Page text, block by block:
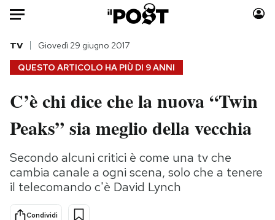
HOME
Italia
Politica
Tecnologia
Internet
Scienza
Cultura
Moda
Consumismi
Storie/Idee
Ok Boomer!
Media
QUESTO ARTICOLO HA PIÙ DI 9 ANNI
TV Giovedì 29 giugno 2017
C’è chi dice che la nuova “Twin
Peaks” sia meglio della vecchia
Secondo alcuni critici è come una tv che
cambia canale a ogni scena, solo che a tenere
il telecomando c'è David Lynch
Condividi